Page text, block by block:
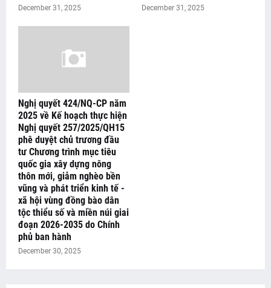
December 31, 2025 December 31, 2025
Nghị quyết 424/NQ-CP năm
2025 về Kế hoạch thực hiện
Nghị quyết 257/2025/QH15
phê duyệt chủ trương đầu
tư Chương trình mục tiêu
quốc gia xây dựng nông
thôn mới, giảm nghèo bền
vũng và phát triển kinh tế -
xã hội vùng đồng bào dân
tộc thiểu số và miền núi giai
đoạn 2026-2035 do Chính
phủ ban hành
December 30, 2025